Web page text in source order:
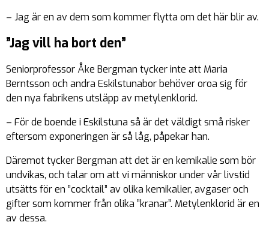
– Jag är en av dem som kommer flytta om det här blir av.
”Jag vill ha bort den”
Seniorprofessor Åke Bergman tycker inte att Maria
Berntsson och andra Eskilstunabor behöver oroa sig för
den nya fabrikens utsläpp av metylenklorid.
– För de boende i Eskilstuna så är det väldigt små risker
eftersom exponeringen är så låg, påpekar han.
Däremot tycker Bergman att det är en kemikalie som bör
undvikas, och talar om att vi människor under vår livstid
utsätts för en ”cocktail” av olika kemikalier, avgaser och
gifter som kommer från olika ”kranar”. Metylenklorid är en
av dessa.